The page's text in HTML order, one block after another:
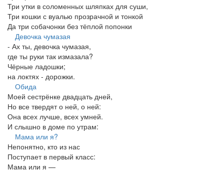
Три утки в соломенных шляпках для суши,
Три кошки с вуалью прозрачной и тонкой
Да три собачонки без тёплой попонки
Девочка чумазая
- Ах ты, девочка чумазая,
где ты руки так измазала?
Чёрные ладошки;
на локтях - дорожки.
Обида
Моей сестрёнке двадцать дней,
Но все твердят о ней, о ней:
Она всех лучше, всех умней.
И слышно в доме по утрам:
Мама или я?
Непонятно, кто из нас
Поступает в первый класс:
Мама или я —